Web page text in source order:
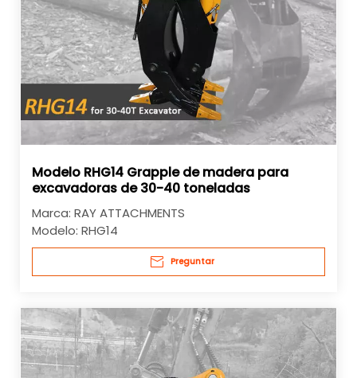
Modelo RHG14 Grapple de madera para
excavadoras de 30-40 toneladas
Marca: RAY ATTACHMENTS
Modelo: RHG14
Preguntar